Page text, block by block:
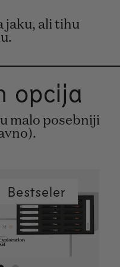
jaku, ali tihu
opcija
malo posebniji
Bestseler